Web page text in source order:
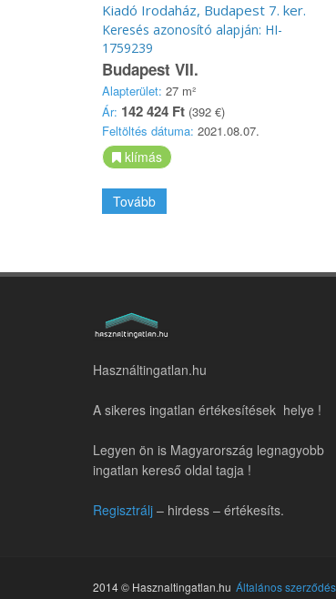
Kiadó Irodaház, Budapest 7. ker.
Keresés azonosító alapján: HI-
1759239
Budapest VII.
Alapterület: 27 m²
Ár: 142 424 Ft (392 €)
Feltöltés dátuma: 2021.08.07.
klímás
Tovább
Használtingatlan.hu
A sikeres ingatlan értékesítések helye !
Legyen ön is Magyarország legnagyobb
ingatlan kereső oldal tagja !
Regisztrálj – hirdess – értékesíts.
2014 © Hasznaltingatlan.hu Általános